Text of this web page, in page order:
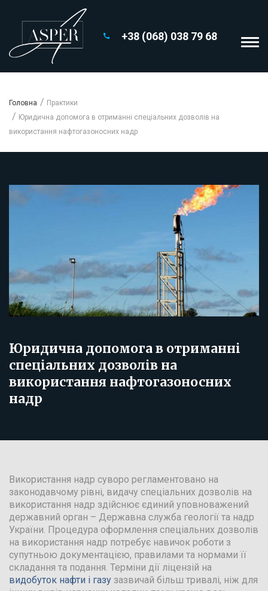
+38 (068) 038 79 68
Головна
Практики
Юридична допомога в отриманні спеціальних дозволів на
використання нафтогазоносних надр
Юридична допомога в отриманні
спеціальних дозволів на
використання нафтогазоносних
надр
Використання надр суворо регламентовано на
законодавчому рівні, видачу спеціальних дозволів на
використання надр здійснює єдиний уповноважений
державний орган – Державна служба геології та надр
України. Процедура оформлення спеціальних дозволів
на використання надр потребує навичок роботи з
супутньою документацією, правилами та нормами її
складання та подання. Терміни дії ліцензій на
видобуток нафти і газу зазвичай більш тривалі, ніж для